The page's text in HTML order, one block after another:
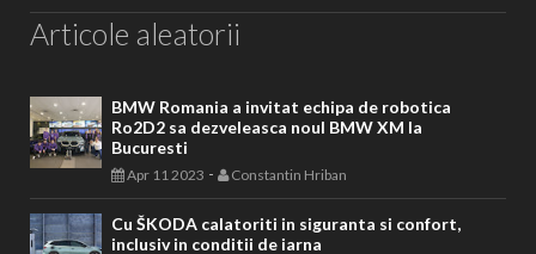
Articole aleatorii
BMW Romania a invitat echipa de robotica
Ro2D2 sa dezveleasca noul BMW XM la
Bucuresti
Apr 11 2023 - Constantin Hriban
Cu ŠKODA calatoriti in siguranta si confort,
inclusiv in conditii de iarna